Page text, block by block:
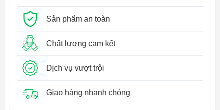
Sản phẩm an toàn
Chất lượng cam kết
Dịch vụ vượt trội
Giao hàng nhanh chóng